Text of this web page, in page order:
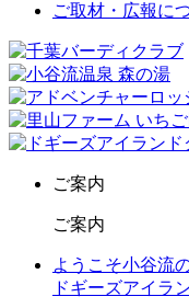
ご取材・広報に
ご案内
ご案内
ようこそ小谷流
ドギーズアイラ